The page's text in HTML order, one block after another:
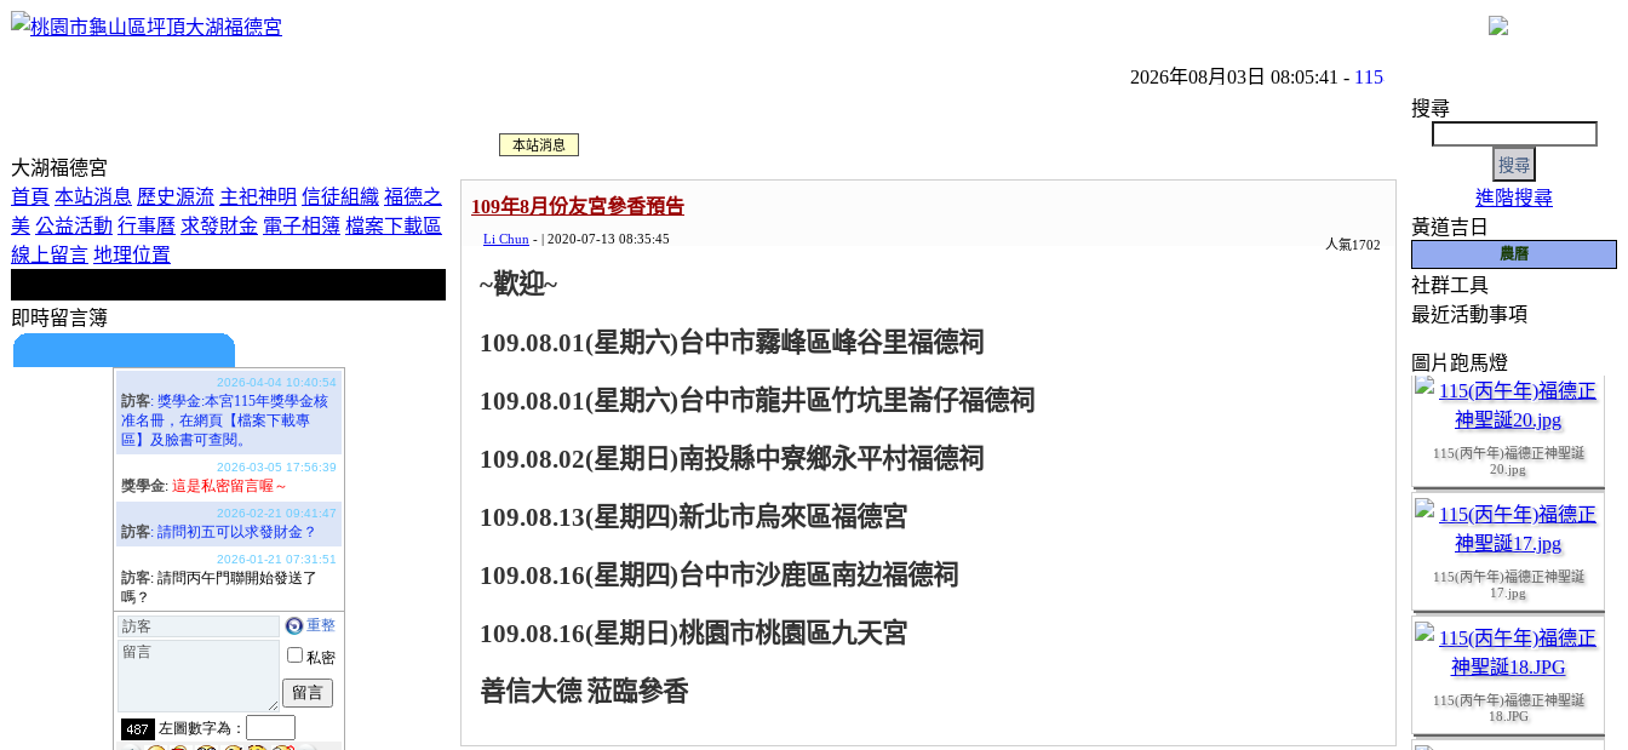
大湖福德宮
首頁 本站消息 歷史源流 主祀神明 信徒組織 福德之
美 公益活動 行事曆 求發財金 電子相簿 檔案下載區
線上留言 地理位置
如有任何寶貴意見，
即時留言簿
期待您的留言喔！
2026年08月03日 08:05:41 -115年8月份友宮參香預告
本站消息
109年8月份友宮參香預告
人氣1702
Li Chun - | 2020-07-13 08:35:45
~歡迎~
109.08.01(星期六)台中市霧峰區峰谷里福德祠
109.08.01(星期六)台中市龍井區竹坑里崙仔福德祠
109.08.02(星期日)南投縣中寮鄉永平村福德祠
109.08.13(星期四)新北市烏來區福德宮
109.08.16(星期四)台中市沙鹿區南边福德祠
109.08.16(星期日)桃園市桃園區九天宮
善信大德蒞臨參香
搜尋
進階搜尋
黃道吉日
農曆
社群工具
最近活動事項
圖片跑馬燈
115(丙午年)福德正神聖誕
115(丙午年)福德正神聖誕
20.jpg
115(丙午年)福德正神聖誕
17.jpg
115(丙午年)福德正神聖誕
18.JPG